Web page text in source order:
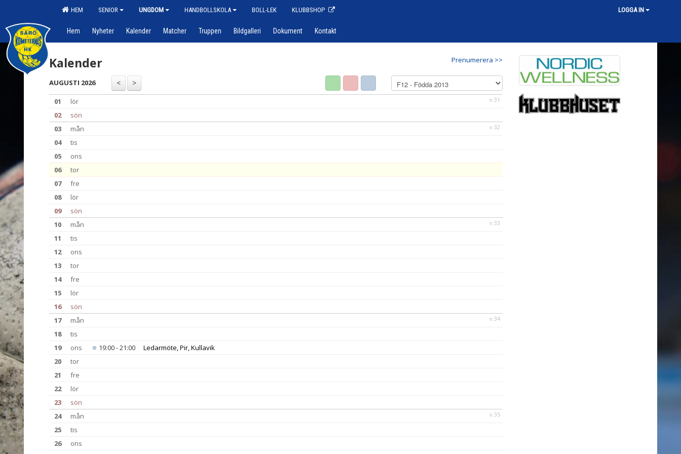
HEM SENIOR UNGDOM HANDBOLLSKOLA BOLL-LEK KLUBBSHOP LOGGA IN
Hem Nyheter Kalender Matcher Truppen Bildgalleri Dokument Kontakt
Prenumerera >>
Kalender
AUGUSTI 2026
v.31
01
lör
02
sön
v.32
03
mån
04
tis
05
ons
06
tor
07
fre
08
lör
09
sön
v.33
10
mån
11
tis
12
ons
13
tor
14
fre
15
lör
16
sön
v.34
17
mån
18
tis
19
ons 19:00 - 21:00
Ledarmöte, Pir, Kullavik
20
tor
21
fre
22
lör
23
sön
v.35
24
mån
25
tis
26
ons